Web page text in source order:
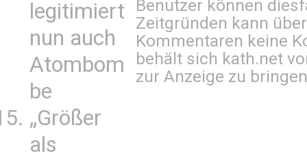
legitimiert
nun auch
Atombom
be
„Größer
als
Benutzer können
Zeitgründen kann
Kommentaren keine
behält sich kath.net
zur Anzeige zu